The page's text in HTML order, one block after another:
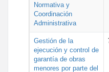
Normativa y
Coordinación
Administrativa
Gestión de la
ejecución y control de
garantía de obras
menores por parte del